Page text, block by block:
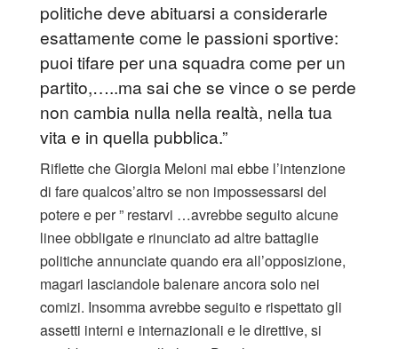
politiche deve abituarsi a considerarle
esattamente come le passioni sportive:
puoi tifare per una squadra come per un
partito,…..ma sai che se vince o se perde
non cambia nulla nella realtà, nella tua
vita e in quella pubblica.”
Riflette che Giorgia Meloni mai ebbe l’intenzione
di fare qualcos’altro se non impossessarsi del
potere e per ” restarvi …avrebbe seguito alcune
linee obbligate e rinunciato ad altre battaglie
politiche annunciate quando era all’opposizione,
magari lasciandole balenare ancora solo nei
comizi. Insomma avrebbe seguito e rispettato gli
assetti interni e internazionali e le direttive, si